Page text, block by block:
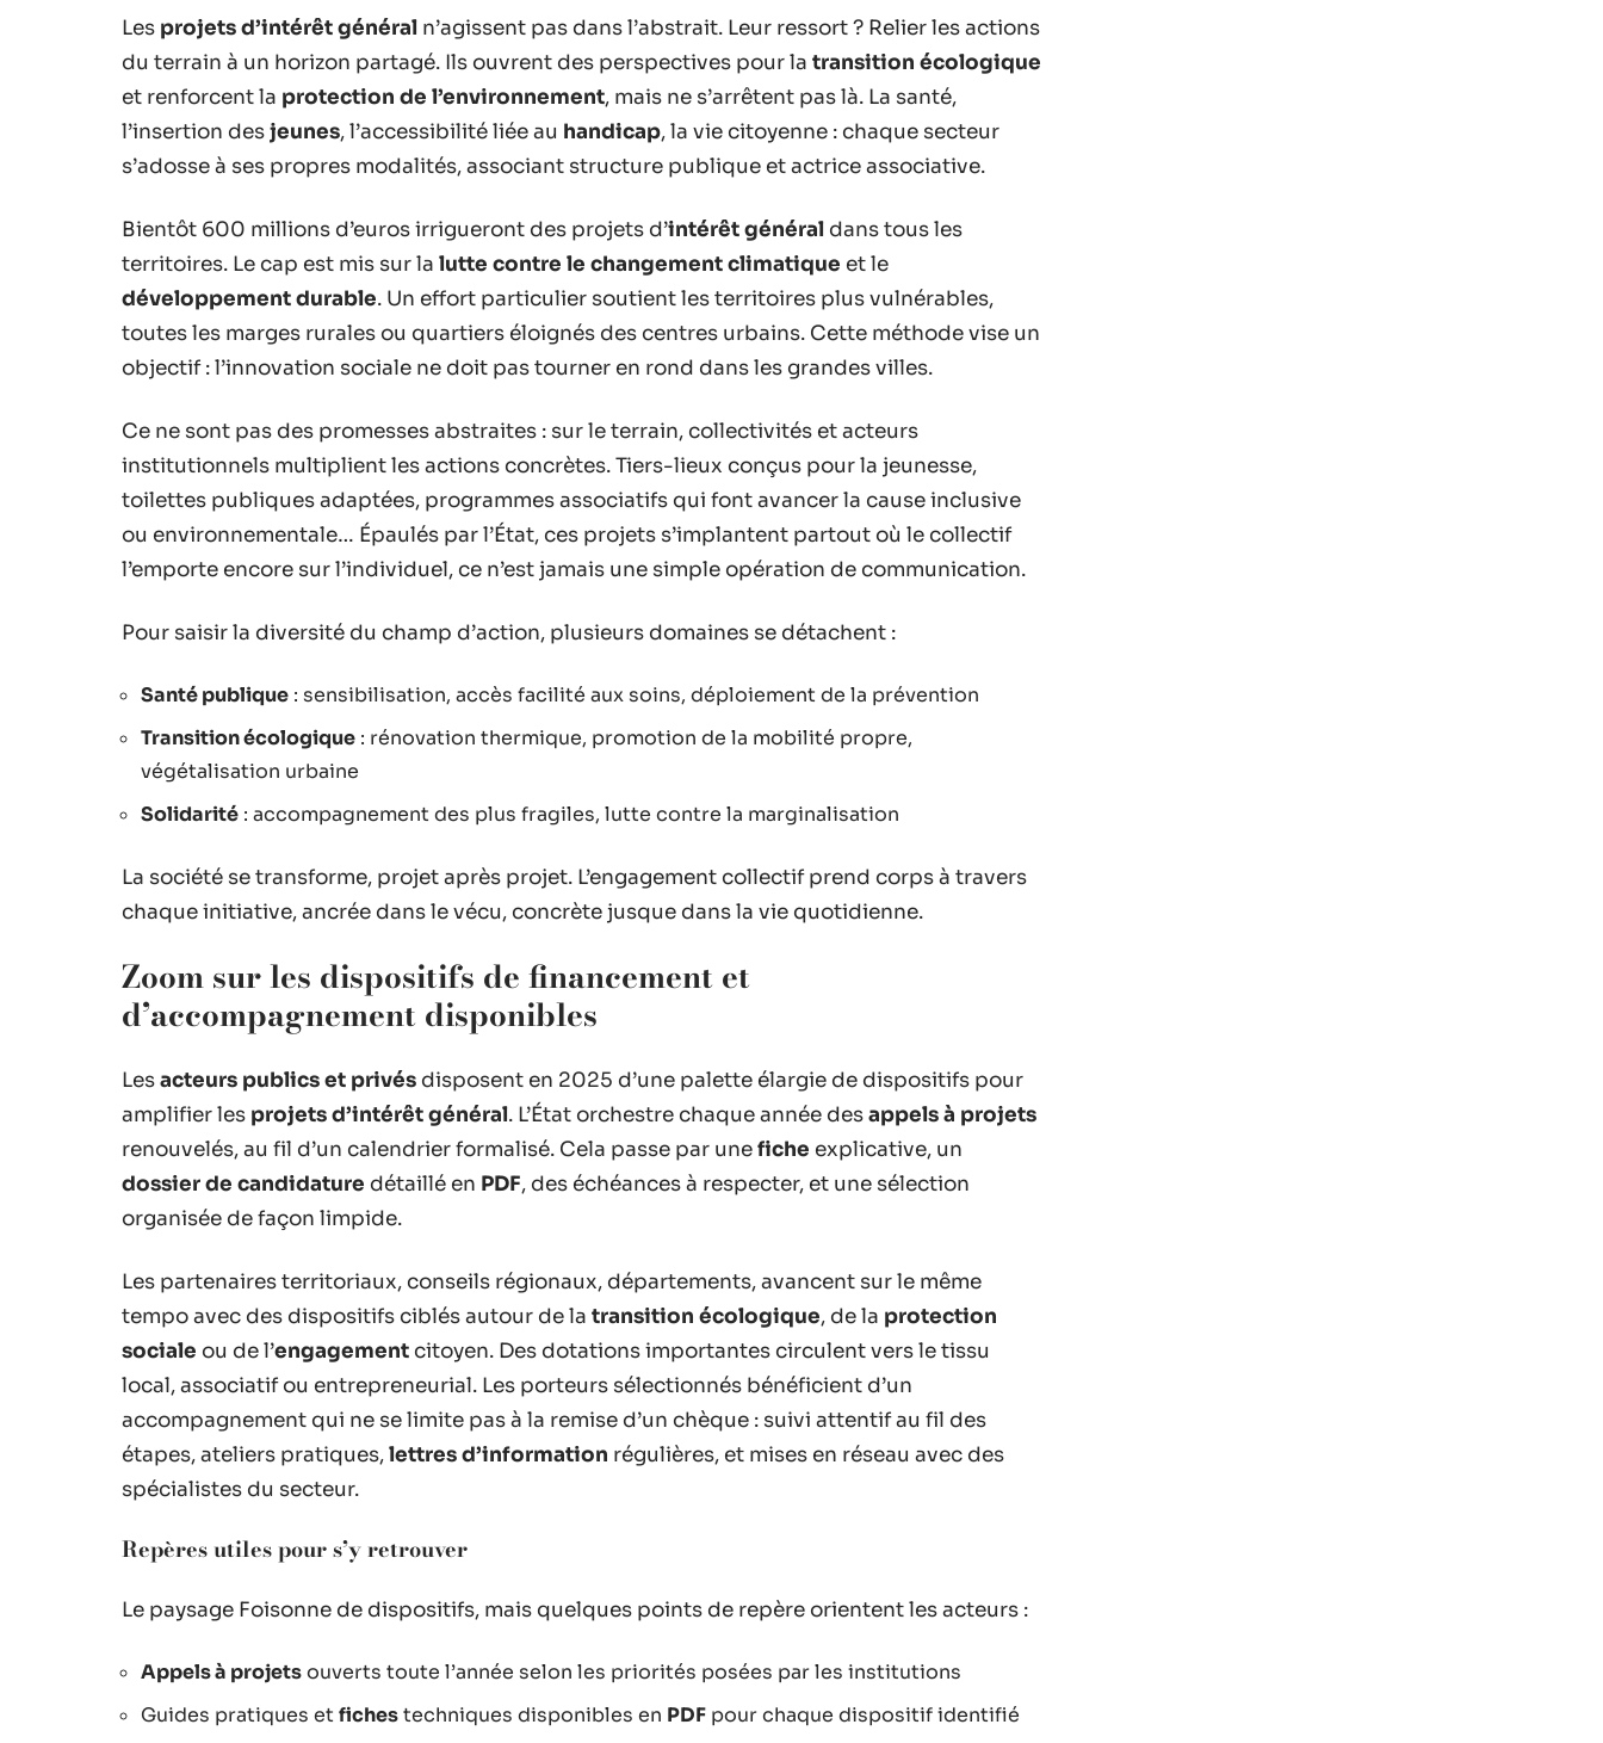
Les projets d’intérêt général n’agissent pas dans l’abstrait. Leur ressort ? Relier les actions
du terrain à un horizon partagé. Ils ouvrent des perspectives pour la transition écologique
et renforcent la protection de l’environnement, mais ne s’arrêtent pas là. La santé,
l’insertion desjeunes, l’accessibilité liée au handicap, la vie citoyenne : chaque secteur
s’adosse à ses propres modalités, associant structure publique et actrice associative.
Bientôt 600 millions d’euros irrigueront des projets d’intérêt général dans tous les
territoires. Le cap est mis sur la lutte contre le changement climatique et le
développement durable. Un effort particulier soutient les territoires plus vulnérables,
toutes les marges rurales ou quartiers éloignés des centres urbains. Cette méthode vise un
objectif : l’innovation sociale ne doit pas tourner en rond dans les grandes villes.
Ce ne sont pas des promesses abstraites : sur le terrain, collectivités et acteurs
institutionnels multiplient les actions concrètes. Tiers-lieux conçus pour la jeunesse,
toilettes publiques adaptées, programmes associatifs qui font avancer la cause inclusive
ou environnementale… Épaulés par l’État, ces projets s’implantent partout où le collectif
l’emporte encore sur l’individuel, ce n’est jamais une simple opération de communication.
Pour saisir la diversité du champ d’action, plusieurs domaines se détachent :
Santé publique : sensibilisation, accès facilité aux soins, déploiement de la prévention
Transition écologique : rénovation thermique, promotion de la mobilité propre,
végétalisation urbaine
Solidarité : accompagnement des plus fragiles, lutte contre la marginalisation
La société se transforme, projet après projet. L’engagement collectif prend corps à travers
chaque initiative, ancrée dans le vécu, concrète jusque dans la vie quotidienne.
Zoom sur les dispositifs de financement et
d’accompagnement disponibles
Lesacteurs publics et privés disposent en 2025 d’une palette élargie de dispositifs pour
amplifier les projets d’intérêt général. L’État orchestre chaque année desappels à projets
renouvelés, au fil d’un calendrier formalisé. Cela passe par unefiche explicative, un
dossier de candidature détaillé en PDF, des échéances à respecter, et une sélection
organisée de façon limpide.
Les partenaires territoriaux, conseils régionaux, départements, avancent sur le même
tempo avec des dispositifs ciblés autour de la transition écologique, de la protection
sociale ou de l’engagement citoyen. Des dotations importantes circulent vers le tissu
local, associatif ou entrepreneurial. Les porteurs sélectionnés bénéficient d’un
accompagnement qui ne se limite pas à la remise d’un chèque : suivi attentif au fil des
étapes, ateliers pratiques,lettres d’information régulières, et mises en réseau avec des
spécialistes du secteur.
Repères utiles pour s’y retrouver
Le paysage Foisonne de dispositifs, mais quelques points de repère orientent les acteurs :
Appels à projetsouverts toute l’année selon les priorités posées par les institutions
Guides pratiques etfichestechniques disponibles en PDF pour chaque dispositif identifié